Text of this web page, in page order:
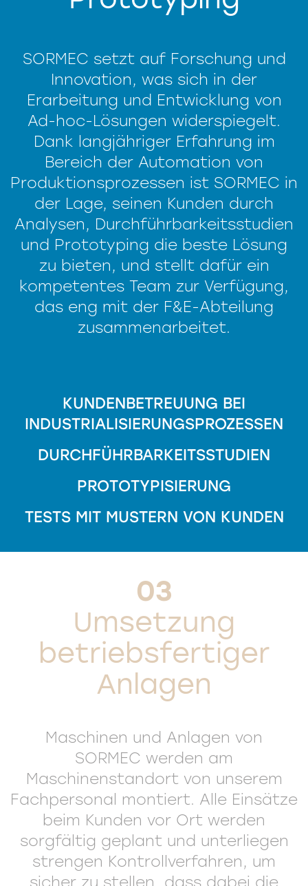
KUNDENBETREUUNG BEI
INDUSTRIALISIERUNGSPROZESSEN
DURCHFÜHRBARKEITSSTUDIEN
PROTOTYPISIERUNG
TESTS MIT MUSTERN VON KUNDEN
SORMEC setzt auf Forschung und
Innovation, was sich in der
Erarbeitung und Entwicklung von
Ad-hoc-Lösungen widerspiegelt.
Dank langjähriger Erfahrung im
Bereich der Automation von
Produktionsprozessen ist SORMEC in
der Lage, seinen Kunden durch
Analysen, Durchführbarkeitsstudien
und Prototyping die beste Lösung
zu bieten, und stellt dafür ein
kompetentes Team zur Verfügung,
das eng mit der F&E-Abteilung
zusammenarbeitet.
03
Umsetzung
betriebsfertiger
Anlagen
Maschinen und Anlagen von
SORMEC werden am
Maschinenstandort von unserem
Fachpersonal montiert. Alle Einsätze
beim Kunden vor Ort werden
sorgfältig geplant und unterliegen
strengen Kontrollverfahren, um
sicher zu stellen, dass dabei die